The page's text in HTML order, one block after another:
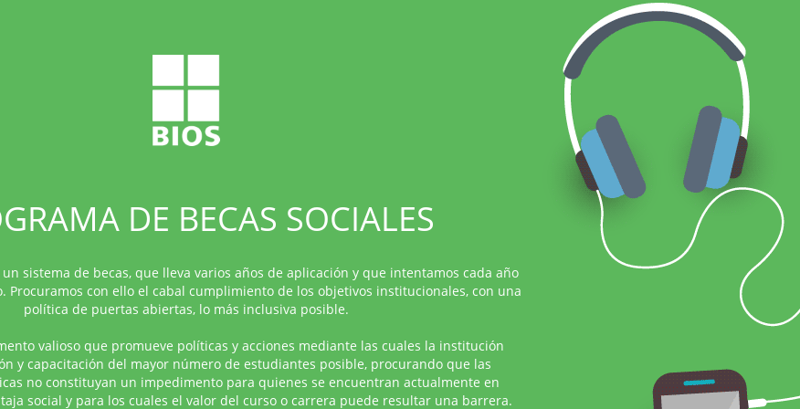
DE BECAS SOCIALES
sistema de becas, que lleva varios años de aplicación y que intentamos cada año
Procuramos con ello el cabal cumplimiento de los objetivos institucionales, con una
política de puertas abiertas, lo más inclusiva posible.
valioso que promueve políticas y acciones mediante las cuales la institución
y capacitación del mayor número de estudiantes posible, procurando que las
no constituyan un impedimento para quienes se encuentran actualmente en
social y para los cuales el valor del curso o carrera puede resultar una barrera.